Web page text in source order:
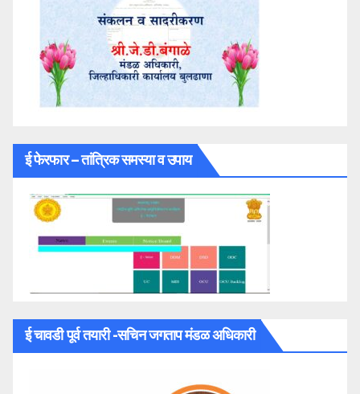
ई फेरफार – तांत्रिक समस्या व उपाय
ई चावडी पूर्व तयारी -सचिन जगताप मंडळ अधिकारी